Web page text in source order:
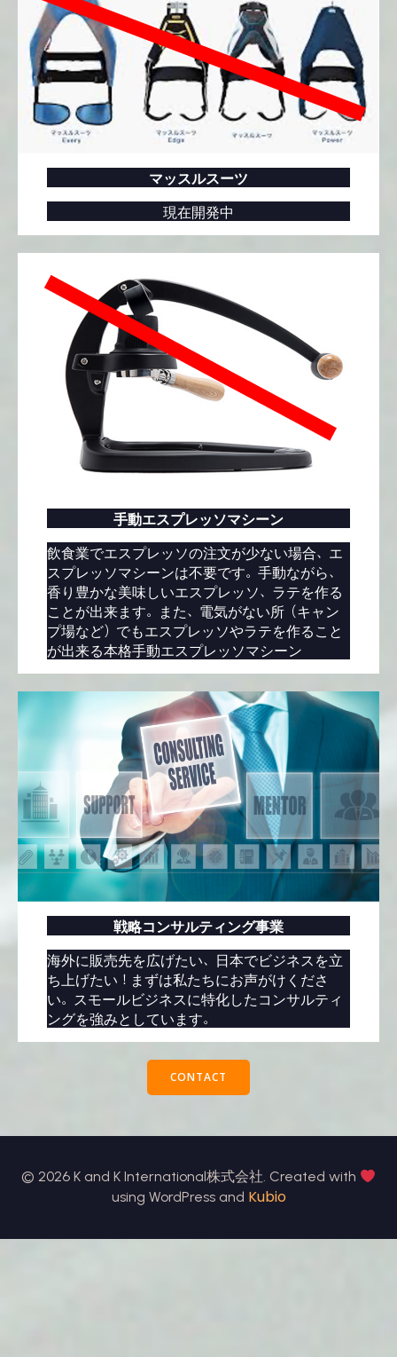
マッスルスーツ
現在開発中
手動エスプレッソマシーン
飲食業でエスプレッソの注文が少ない場合、エ
スプレッソマシーンは不要です。手動ながら、
香り豊かな美味しいエスプレッソ、ラテを作る
ことが出来ます。また、電気がない所（キャン
プ場など）でもエスプレッソやラテを作ること
が出来る本格手動エスプレッソマシーン
戦略コンサルティング事業
海外に販売先を広げたい、日本でビジネスを立
ち上げたい！まずは私たちにお声がけくださ
い。スモールビジネスに特化したコンサルティ
ングを強みとしています。
CONTACT
© 2026 K and K International株式会社. Created with
using WordPress and Kubio